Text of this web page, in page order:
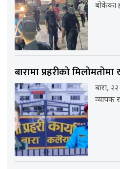
बोकेका
बारामा प्रहरीको
बारा,
व्यापक